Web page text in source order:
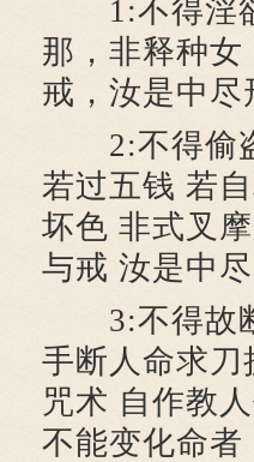
1:不得淫欲
那，非释种
戒，汝是中
2:不得偷盗
若过五钱 若
坏色 非式叉
与戒 汝是中
3:不得故断
手断人命求
咒术 自作教
不能变化命